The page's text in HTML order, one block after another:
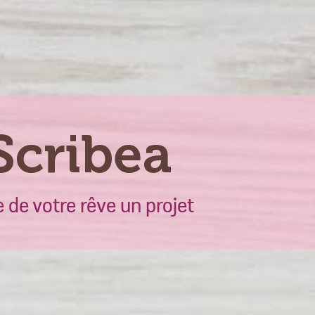
de votre rêve un projet